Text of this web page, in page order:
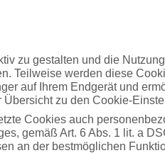
zu gestalten und die
Teilweise werden diese
auf Ihrem Endgerät und
zu den Cookie-
Cookies auch
gemäß Art. 6 Abs. 1 lit. a
an der bestmöglichen